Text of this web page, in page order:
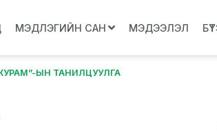
МЭДЛЭГИЙН САН МЭДЭЭЛЭЛ
ЫН ТАНИЛЦУУЛГА